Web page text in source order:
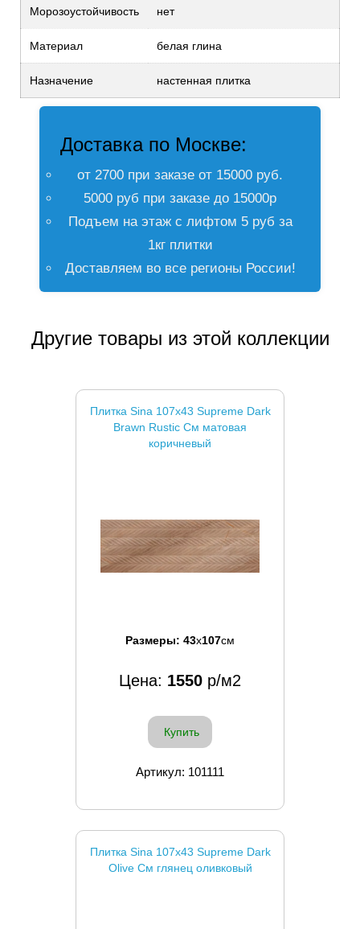
Морозоустойчивость нет
Материал белая глина
Назначение настенная плитка
Доставка по Москве:
от 2700 при заказе от 15000 руб.
5000 руб при заказе до 15000р
Подъем на этаж с лифтом 5 руб за
1кг плитки
Доставляем во все регионы России!
Другие товары из этой коллекции
Плитка Sina 107x43 Supreme Dark
Brawn Rustic См матовая
коричневый
Размеры: 43x107см
Цена: 1550 р/м2
Купить
Артикул: 101111
Плитка Sina 107x43 Supreme Dark
Olive См глянец оливковый